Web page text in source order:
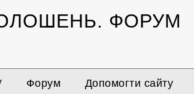
ФОРУМ
Форум Допомогти сайту